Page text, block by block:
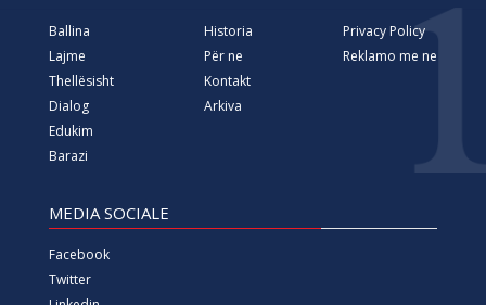
Ballina
Lajme
Thellësisht
Dialog
Edukim
Barazi
Historia
Për ne
Kontakt
Arkiva
Privacy Policy
Reklamo me ne
MEDIA SOCIALE
Facebook
Twitter